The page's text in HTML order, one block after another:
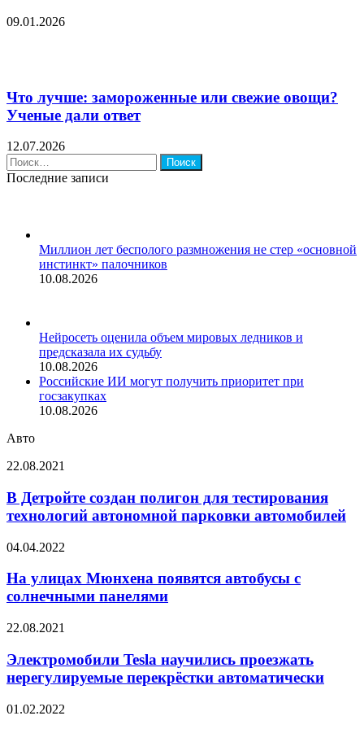
09.01.2026
Что лучше: замороженные или свежие овощи?
Ученые дали ответ
12.07.2026
Найти:
Последние записи
Миллион лет бесполого размножения не стер «основной
инстинкт» палочников
10.08.2026
Нейросеть оценила объем мировых ледников и
предсказала их судьбу
10.08.2026
Российские ИИ могут получить приоритет при
госзакупках
10.08.2026
Авто
В
создан
полигон
для
технологий
парковки
автомобилей
22.08.2021
В Детройте создан полигон для тестирования
технологий автономной парковки автомобилей
На
Мюнхена
появятся
автобусы
солнечными
04.04.2022
На улицах Мюнхена появятся автобусы с
солнечными панелями
Электромобили
научились
проезжать
нерегулируемые
автоматически
22.08.2021
Электромобили Tesla научились проезжать
нерегулируемые перекрёстки автоматически
NXP:
01.02.2022